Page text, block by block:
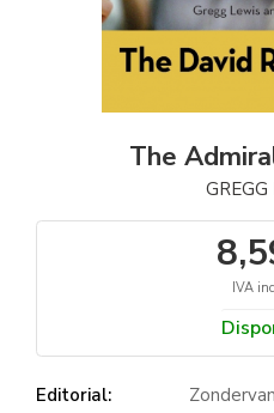
The
IVA
Editorial:
Zondervan